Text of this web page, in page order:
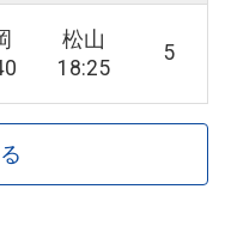
松山
18:25
5